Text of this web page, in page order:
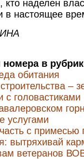
кто наделен
в настоящее
номера в
обитания
–
с головастиками
услугами
с примесью
вытряхивай
ветеранов